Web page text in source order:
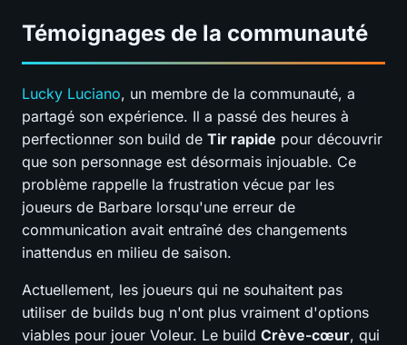
Témoignages de la communauté
Lucky Luciano, un membre de la communauté, a
partagé son expérience. Il a passé des heures à
perfectionner son build de Tir rapide pour découvrir
que son personnage est désormais injouable. Ce
problème rappelle la frustration vécue par les
joueurs de Barbare lorsqu'une erreur de
communication avait entraîné des changements
inattendus en milieu de saison.
Actuellement, les joueurs qui ne souhaitent pas
utiliser de builds bug n'ont plus vraiment d'options
viables pour jouer Voleur. Le build Crève-cœur, qui